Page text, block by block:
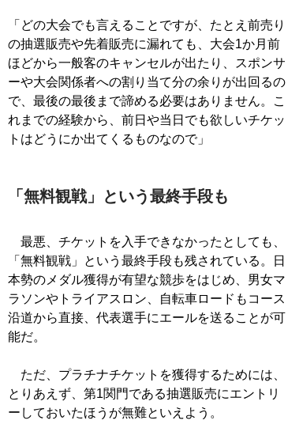
「どの大会でも言えることですが、たとえ前売り
の抽選販売や先着販売に漏れても、大会1か月前
ほどから一般客のキャンセルが出たり、スポンサ
ーや大会関係者への割り当て分の余りが出回るの
で、最後の最後まで諦める必要はありません。こ
れまでの経験から、前日や当日でも欲しいチケッ
トはどうにか出てくるものなので」
「無料観戦」という最終手段も
最悪、チケットを入手できなかったとしても、
「無料観戦」という最終手段も残されている。日
本勢のメダル獲得が有望な競歩をはじめ、男女マ
ラソンやトライアスロン、自転車ロードもコース
沿道から直接、代表選手にエールを送ることが可
能だ。
ただ、プラチナチケットを獲得するためには、
とりあえず、第1関門である抽選販売にエントリ
ーしておいたほうが無難といえよう。